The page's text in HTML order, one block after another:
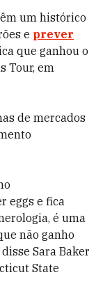
um histórico
e prever
que ganhou o
Tour, em
de mercados
eggs e fica
é uma
não ganho
Sara Baker
State